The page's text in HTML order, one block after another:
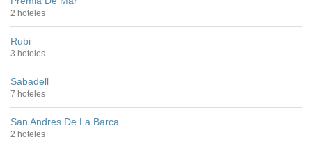
2 hoteles
Rubi
3 hoteles
Sabadell
7 hoteles
San Andres De La Barca
2 hoteles